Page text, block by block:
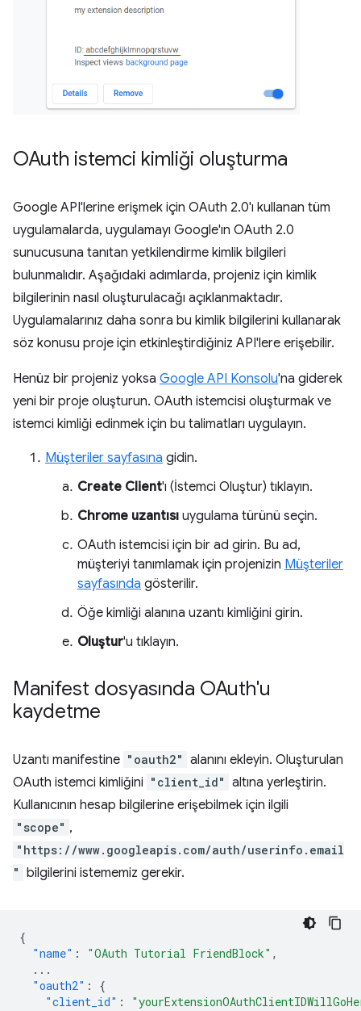
OAuth istemci kimliği oluşturma
Google API'lerine erişmek için OAuth 2.0'ı kullanan tüm
uygulamalarda, uygulamayı Google'ın OAuth 2.0
sunucusuna tanıtan yetkilendirme kimlik bilgileri
bulunmalıdır. Aşağıdaki adımlarda, projeniz için kimlik
bilgilerinin nasıl oluşturulacağı açıklanmaktadır.
Uygulamalarınız daha sonra bu kimlik bilgilerini kullanarak
söz konusu proje için etkinleştirdiğiniz API'lere erişebilir.
Henüz bir projeniz yoksa Google API Konsolu'na giderek
yeni bir proje oluşturun. OAuth istemcisi oluşturmak ve
istemci kimliği edinmek için bu talimatları uygulayın.
Müşteriler sayfasına gidin.
Create Client'ı (İstemci Oluştur) tıklayın.
Chrome uzantısı uygulama türünü seçin.
OAuth istemcisi için bir ad girin. Bu ad,
müşteriyi tanımlamak için projenizin Müşteriler
sayfasında gösterilir.
Öğe kimliği alanına uzantı kimliğini girin.
Oluştur'u tıklayın.
Manifest dosyasında OAuth'u
kaydetme
Uzantı manifestine "oauth2" alanını ekleyin. Oluşturulan
OAuth istemci kimliğini "client_id" altına yerleştirin.
Kullanıcının hesap bilgilerine erişebilmek için ilgili
"scope" ,
"https://www.googleapis.com/auth/userinfo.email
" bilgilerini istememiz gerekir.
{
"name" : "OAuth Tutorial FriendBlock" ,
...
"oauth2" :
{
"client_id" :